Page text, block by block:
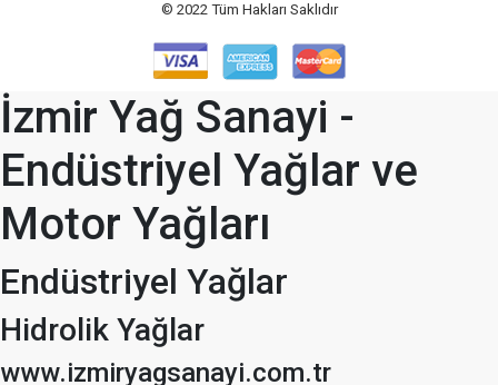
© 2022 Tüm Hakları Saklıdır
İzmir Yağ Sanayi -
Endüstriyel Yağlar ve
Motor Yağları
Endüstriyel Yağlar
Hidrolik Yağlar
www.izmiryagsanayi.com.tr